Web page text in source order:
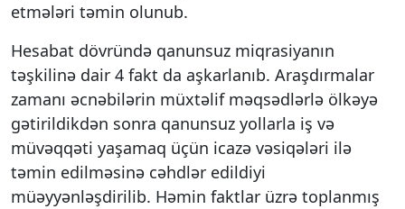
etmələri təmin olunub.
Hesabat dövründə qanunsuz miqrasiyanın
təşkilinə dair 4 fakt da aşkarlanıb. Araşdırmalar
zamanı əcnəbilərin müxtəlif məqsədlərlə ölkəyə
gətirildikdən sonra qanunsuz yollarla iş və
müvəqqəti yaşamaq üçün icazə vəsiqələri ilə
təmin edilməsinə cəhdlər edildiyi
müəyyənləşdirilib. Həmin faktlar üzrə toplanmış